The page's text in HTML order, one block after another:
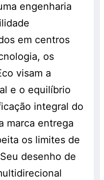
engenharia
em centros
os
visam a
e o equilíbrio
integral do
marca entrega
os limites de
desenho de